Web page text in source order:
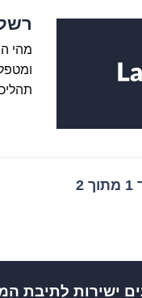
מהי
ישירות לתיבת